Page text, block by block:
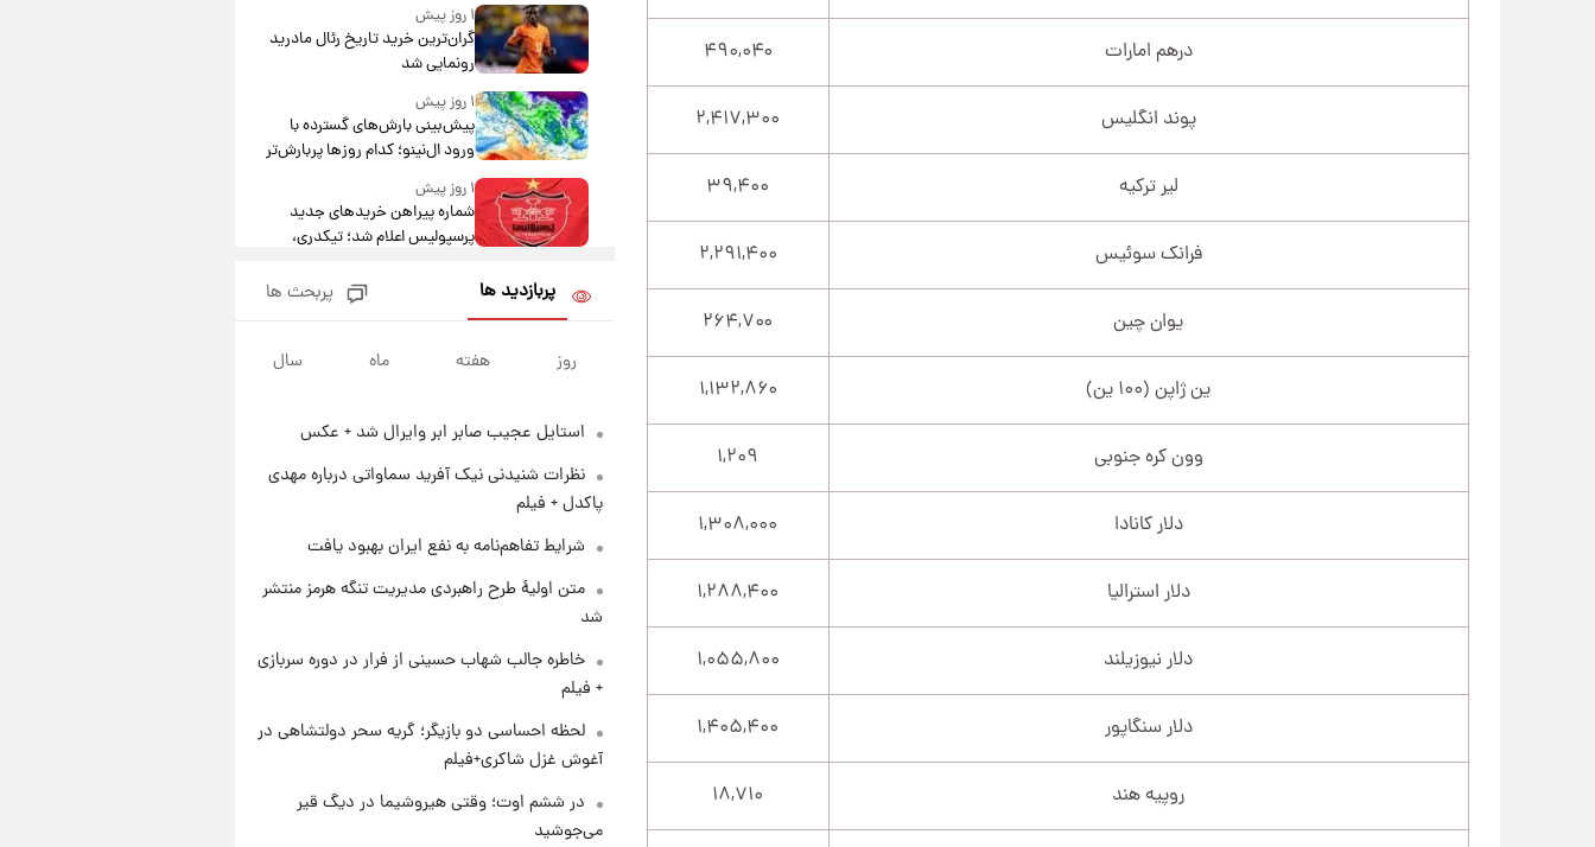
درهم امارات ۴۹۰,۰۴۰
پوند انگلیس ۲,۴۱۷,۳۰۰
لیر ترکیه ۳۹,۴۰۰
فرانک سوئیس ۲,۲۹۱,۴۰۰
یوان چین ۲۶۴,۷۰۰
ین ژاپن (۱۰۰ ین) ۱,۱۳۲,۸۶۰
وون کره جنوبی ۱,۲۰۹
دلار کانادا ۱,۳۰۸,۰۰۰
دلار استرالیا ۱,۲۸۸,۴۰۰
دلار نیوزیلند ۱,۰۵۵,۸۰۰
دلار سنگاپور ۱,۴۰۵,۴۰۰
روپیه هند ۱۸,۷۱۰
۱ روز پیش
گران‌ترین خرید تاریخ رئال مادرید
رونمایی شد
۱ روز پیش
پیش‌بینی بارش‌های گسترده با
ورود ال‌نینو؛ کدام روزها پربارش‌تر
خواهند بود؟
۱ روز پیش
شماره پیراهن خریدهای جدید
پرسپولیس اعلام شد؛ تیکدری،
جزئیات فعال‌سازی «کیف پول
ایران» اعلام شد+فیلم
۱ روز پیش
۱۵ مرداد ۱۴۰۵ +جدول
قیمت طلا و سکه امروز پنجشنبه
شارژ جدید کالابرگ برای سه
دهک؛ جزئیات اعلام شد
پربازدید ها پربحث ها
روز هفته ماه سال
استایل عجیب صابر ابر وایرال شد + عکس
نظرات شنیدنی نیک آفرید سماواتی درباره مهدی
پاکدل + فیلم
شرایط تفاهم‌نامه به نفع ایران بهبود یافت
متن اولیۀ طرح راهبردی مدیریت تنگه هرمز منتشر
شد
خاطره جالب شهاب حسینی از فرار در دوره سربازی
+ فیلم
لحظه احساسی دو بازیگر؛ گریه سحر دولتشاهی در
آغوش غزل شاکری+فیلم
در ششم اوت؛ وقتی هیروشیما در دیگ قیر
می‌جوشید